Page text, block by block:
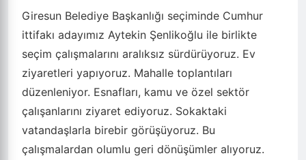
Giresun Belediye Başkanlığı seçiminde Cumhur
ittifakı adayımız Aytekin Şenlikoğlu ile birlikte
seçim çalışmalarını aralıksız sürdürüyoruz. Ev
ziyaretleri yapıyoruz. Mahalle toplantıları
düzenleniyor. Esnafları, kamu ve özel sektör
çalışanlarını ziyaret ediyoruz. Sokaktaki
vatandaşlarla birebir görüşüyoruz. Bu
çalışmalardan olumlu geri dönüşümler alıyoruz.